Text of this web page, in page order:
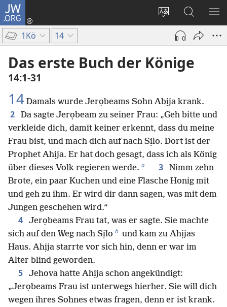
JW.ORG
Websitesprache
ändern
Anmelden
(öffnet
Fenster)
Suche
1Kö 14
Das erste Buch der Könige
14:1-31
14 Damals wurde Jerọbeams Sohn Abịja krank.
2
Da sagte Jerọbeam zu seiner Frau: „Geh bitte und
verkleide dich, damit keiner erkennt, dass du meine
Frau bist, und mach dich auf nach Sịlo. Dort ist der
Prophet Ahịja. Er hat doch gesagt, dass ich als König
über dieses Volk regieren werde. a 3
Nimm zehn
Brote, ein paar Kuchen und eine Flasche Honig mit
und geh zu ihm. Er wird dir dann sagen, was mit dem
Jungen geschehen wird.“
4
Jerọbeams Frau tat, was er sagte. Sie machte
sich auf den Weg nach Sịlo b und kam zu Ahịjas
Haus. Ahịja starrte vor sich hin, denn er war im
Alter blind geworden.
5
Jehova hatte Ahịja schon angekündigt:
„Jerọbeams Frau ist unterwegs hierher. Sie will dich
wegen ihres Sohnes etwas fragen, denn er ist krank.